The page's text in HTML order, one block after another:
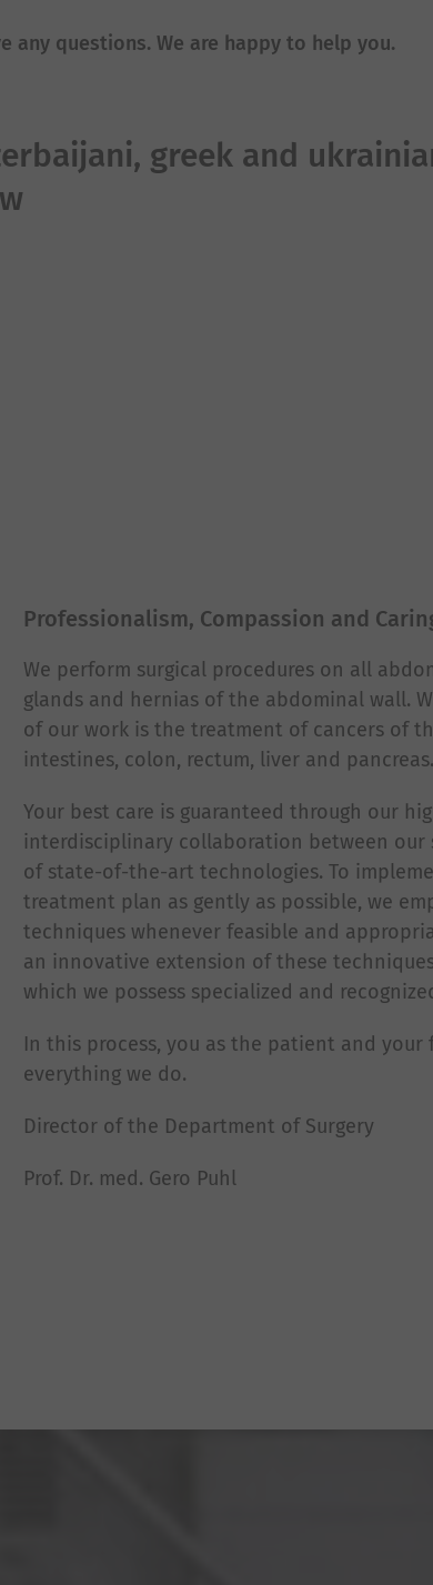
questions. We are happy to help you.
greek and
Professionalism, Compassion and
We perform surgical procedures on all
glands and hernias of the abdominal wall.
of our work is the treatment of cancers of
intestines, colon, rectum, liver and pancreas.
Your best care is guaranteed through our
interdisciplinary collaboration between our
of state-of-the-art technologies. To
treatment plan as gently as possible, we
techniques whenever feasible and
an innovative extension of these
which we possess specialized and
In this process, you as the patient and
everything we do.
Director of the Department of Surgery
Prof. Dr. med. Gero Puhl